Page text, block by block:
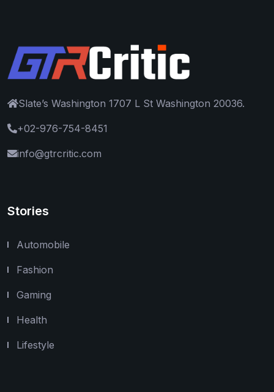
Slate’s Washington 1707 L St Washington 20036.
+02-976-754-8451
info@gtrcritic.com
Stories
Automobile
Fashion
Gaming
Health
Lifestyle